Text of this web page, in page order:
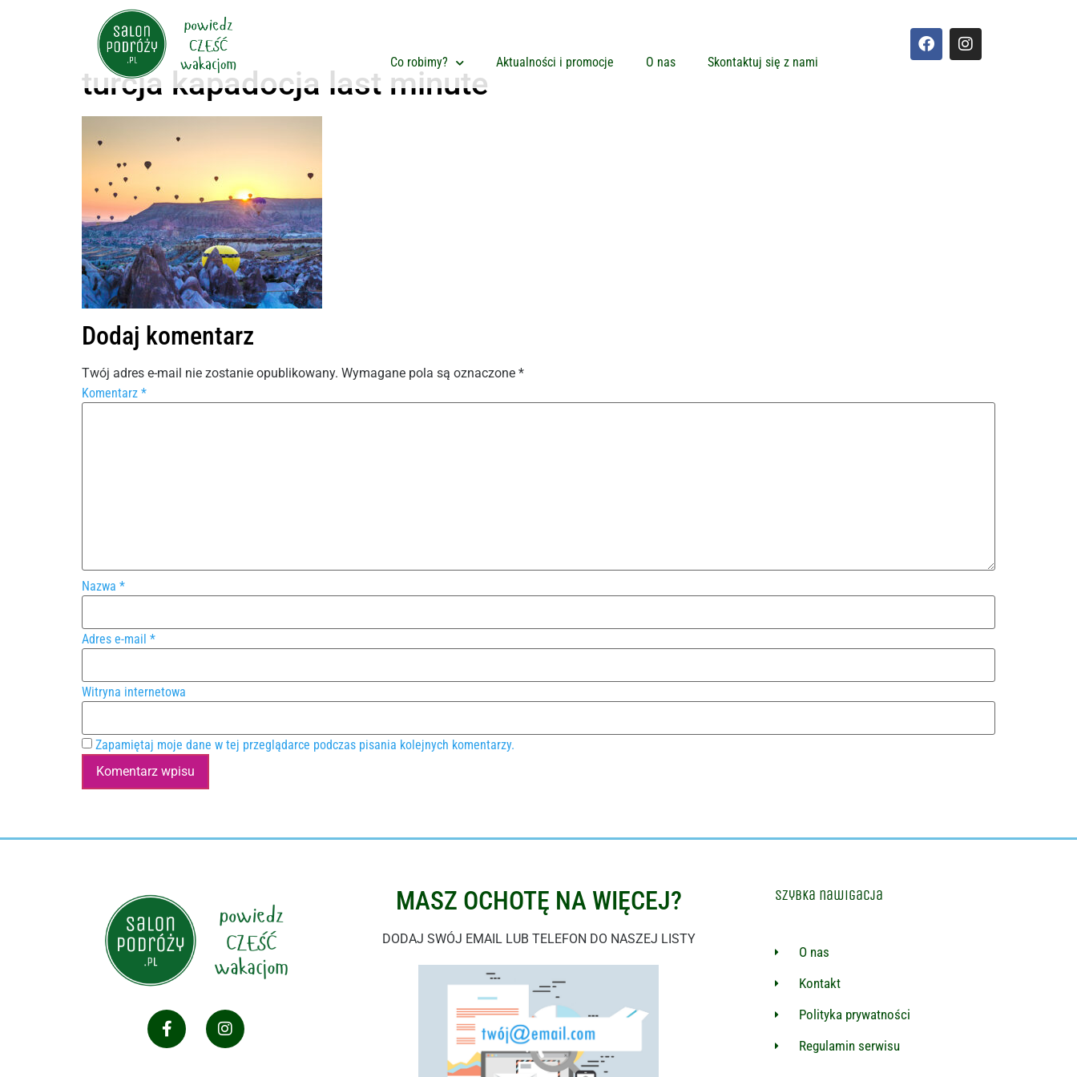
Co robimy? Aktualności i promocje O nas Skontaktuj się z nami
turcja kapadocja last minute
Dodaj komentarz
Twój adres e-mail nie zostanie opublikowany. Wymagane pola są oznaczone *
Komentarz *
Nazwa *
Adres e-mail *
Witryna internetowa
Zapamiętaj moje dane w tej przeglądarce podczas pisania kolejnych komentarzy.
MASZ OCHOTĘ NA WIĘCEJ?
DODAJ SWÓJ EMAIL LUB TELEFON DO NASZEJ LISTY
Szybka nawigacja
O nas
Kontakt
Polityka prywatności
Regulamin serwisu